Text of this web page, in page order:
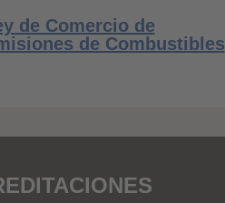
de Comercio de
de Combustibles